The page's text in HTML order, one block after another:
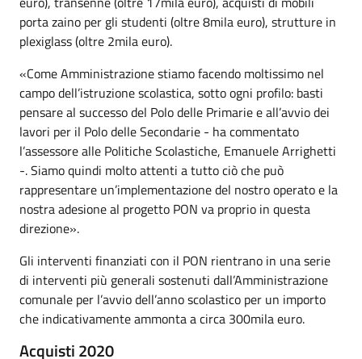
porta zaino per gli studenti (oltre 8mila euro), strutture in
plexiglass (oltre 2mila euro).
«Come Amministrazione stiamo facendo moltissimo nel
campo dell’istruzione scolastica, sotto ogni profilo: basti
pensare al successo del Polo delle Primarie e all’avvio dei
lavori per il Polo delle Secondarie - ha commentato
l’assessore alle Politiche Scolastiche, Emanuele Arrighetti
-. Siamo quindi molto attenti a tutto ciò che può
rappresentare un’implementazione del nostro operato e la
nostra adesione al progetto PON va proprio in questa
direzione».
Gli interventi finanziati con il PON rientrano in una serie
di interventi più generali sostenuti dall’Amministrazione
comunale per l’avvio dell’anno scolastico per un importo
che indicativamente ammonta a circa 300mila euro.
Acquisti 2020